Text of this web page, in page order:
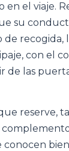
el viaje.
su
recogida,
con el
de las
reserve,
conocen